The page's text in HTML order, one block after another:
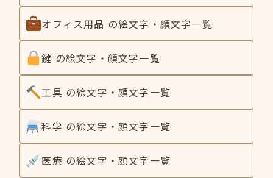
オフィス用品 の絵文字・顔文字一覧
鍵 の絵文字・顔文字一覧
工具 の絵文字・顔文字一覧
科学 の絵文字・顔文字一覧
医療 の絵文字・顔文字一覧